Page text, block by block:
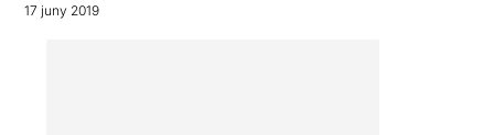
17 juny 2019